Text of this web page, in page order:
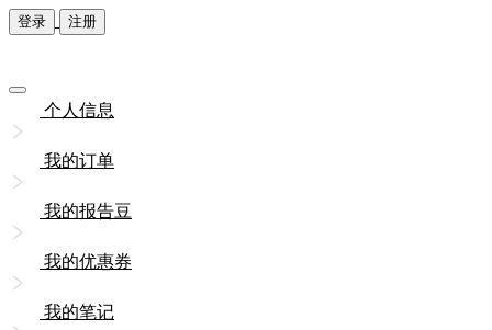
登录 注册
个人信息
我的订单
我的报告豆
我的优惠券
我的笔记